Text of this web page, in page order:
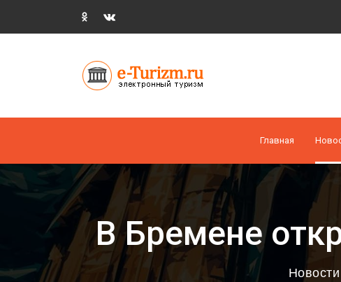
Главная
В Бремене
Новости